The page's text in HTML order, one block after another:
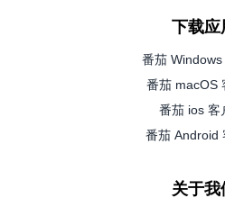
下载应
番茄 Windows
番茄 macOS
番茄 ios 客
番茄 Android
关于我